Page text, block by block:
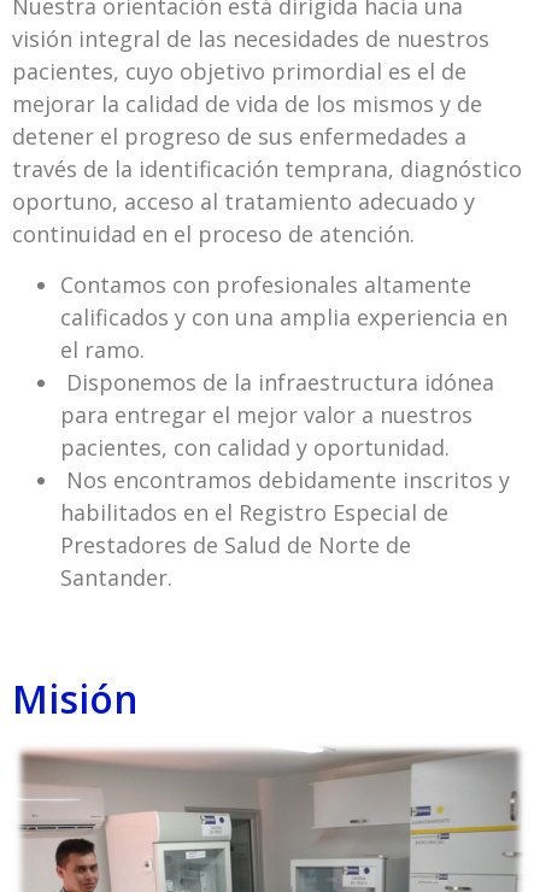
Nuestra orientación está dirigida hacia una
visión integral de las necesidades de nuestros
pacientes, cuyo objetivo primordial es el de
mejorar la calidad de vida de los mismos y de
detener el progreso de sus enfermedades a
través de la identificación temprana, diagnóstico
oportuno, acceso al tratamiento adecuado y
continuidad en el proceso de atención.
Contamos con profesionales altamente
calificados y con una amplia experiencia en
el ramo.
Disponemos de la infraestructura idónea
para entregar el mejor valor a nuestros
pacientes, con calidad y oportunidad.
Nos encontramos debidamente inscritos y
habilitados en el Registro Especial de
Prestadores de Salud de Norte de
Santander.
Misión